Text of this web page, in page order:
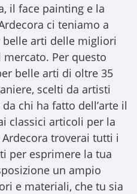
il face painting e la
ci teniamo a
arti delle migliori
Per questo
belle arti di oltre 35
scelti da artisti
chi ha fatto dell’arte il
classici articoli per la
troverai tutti i
per esprimere la tua
un ampio
e materiali, che tu sia